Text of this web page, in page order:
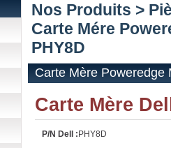
Nos Produits >
Carte Mére
PHY8D
Carte Mère Poweredge
Carte Mère
P/N Dell : PHY8D